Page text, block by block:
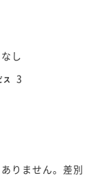
し
ス 3
りません。差別